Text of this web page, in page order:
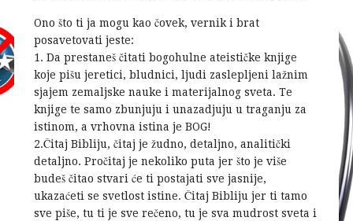
Ono što ti ja mogu kao čovek, vernik i brat
posavetovati jeste:
1. Da prestaneš čitati bogohulne ateističke knjige
koje pišu jeretici, bludnici, ljudi zaslepljeni lažnim
sjajem zemaljske nauke i materijalnog sveta. Te
knjige te samo zbunjuju i unazadjuju u traganju za
istinom, a vrhovna istina je BOG!
2.Čitaj Bibliju, čitaj je žudno, detaljno, analitički
detaljno. Pročitaj je nekoliko puta jer što je više
budeš čitao stvari će ti postajati sve jasnije,
ukazaćeti se svetlost istine. Čitaj Bibliju jer ti tamo
sve piše, tu ti je sve rečeno, tu je sva mudrost sveta i